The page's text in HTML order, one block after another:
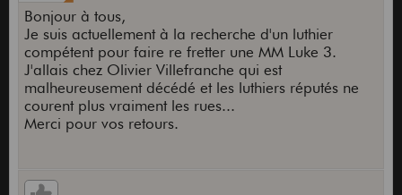
Bonjour à tous,
Je suis actuellement à la recherche d'un luthier
compétent pour faire re fretter une MM Luke 3.
J'allais chez Olivier Villefranche qui est
malheureusement décédé et les luthiers réputés ne
courent plus vraiment les rues...
Merci pour vos retours.